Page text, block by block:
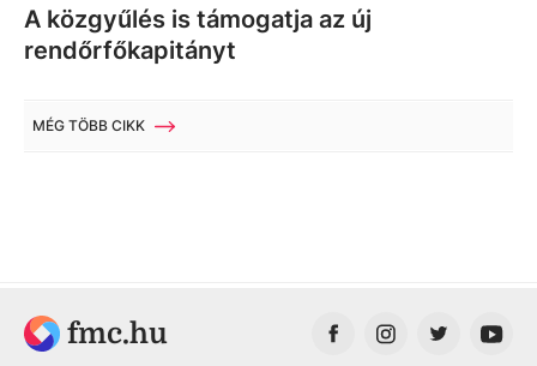
A közgyűlés is támogatja az új
rendőrfőkapitányt
MÉG TÖBB CIKK
fmc.hu